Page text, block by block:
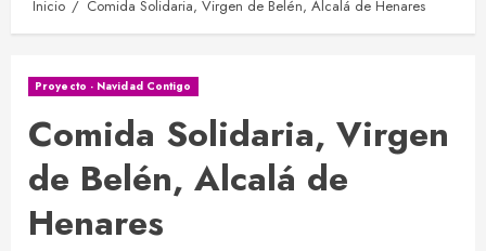
Inicio Comida Solidaria, Virgen de Belén, Alcalá de Henares
Proyecto - Navidad Contigo
Comida Solidaria, Virgen
de Belén, Alcalá de
Henares